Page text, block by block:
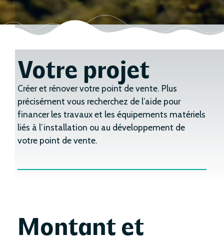
Votre projet
Créer et rénover votre point de vente. Plus
précisément vous recherchez de l’aide pour
financer les travaux et les équipements matériels
liés à l’installation ou au développement de
votre point de vente.
Montant et